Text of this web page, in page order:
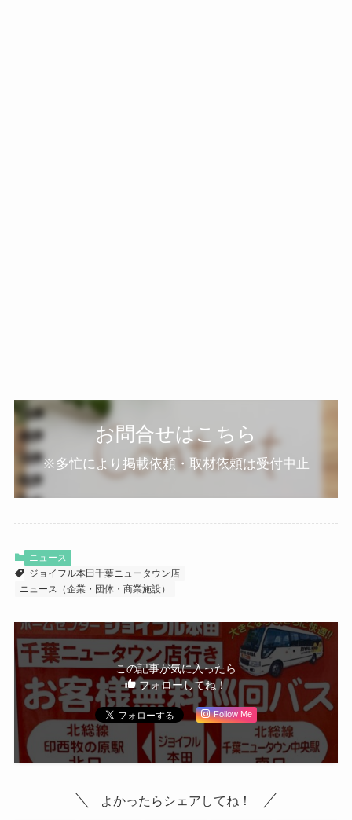
お問合せはこちら
※多忙により掲載依頼・取材依頼は受付中止
ニュース
ジョイフル本田千葉ニュータウン店
ニュース（企業・団体・商業施設）
この記事が気に入ったら
フォローしてね！
Follow Me
よかったらシェアしてね！